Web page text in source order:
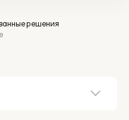
решения